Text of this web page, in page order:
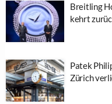
Breitling
kehrt
Patek
Zürich